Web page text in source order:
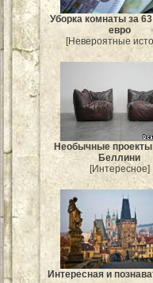
Уборка комнаты за
евро
[Невероятные
Необычные
Беллини
[Интересное]
Интересная и